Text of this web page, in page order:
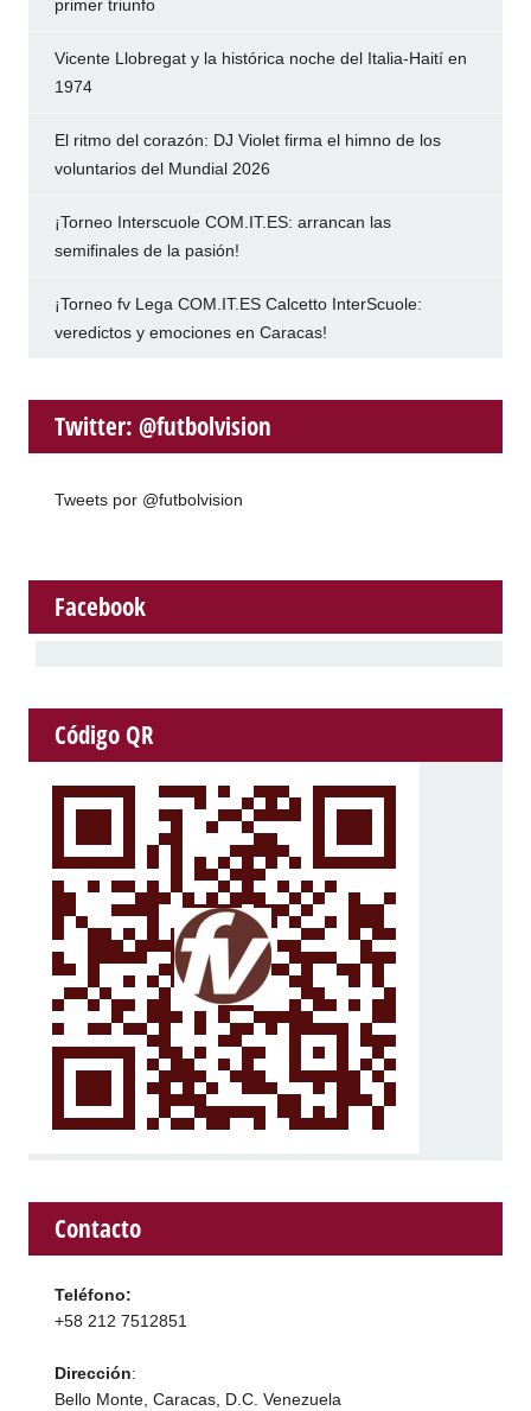
primer triunfo
Vicente Llobregat y la histórica noche del Italia-Haití en
1974
El ritmo del corazón: DJ Violet firma el himno de los
voluntarios del Mundial 2026
¡Torneo Interscuole COM.IT.ES: arrancan las
semifinales de la pasión!
¡Torneo fv Lega COM.IT.ES Calcetto InterScuole:
veredictos y emociones en Caracas!
Twitter: @futbolvision
Tweets por @futbolvision
Facebook
Código QR
Contacto
Teléfono:
+58 212 7512851
Dirección:
Bello Monte, Caracas, D.C. Venezuela